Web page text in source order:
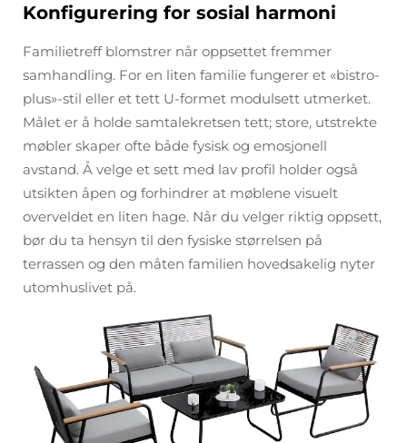
Konfigurering for sosial harmoni
Familietreff blomstrer når oppsettet fremmer
samhandling. For en liten familie fungerer et «bistro-
plus»-stil eller et tett U-formet modulsett utmerket.
Målet er å holde samtalekretsen tett; store, utstrekte
møbler skaper ofte både fysisk og emosjonell
avstand. Å velge et sett med lav profil holder også
utsikten åpen og forhindrer at møblene visuelt
overveldet en liten hage. Når du velger riktig oppsett,
bør du ta hensyn til den fysiske størrelsen på
terrassen og den måten familien hovedsakelig nyter
utomhuslivet på.